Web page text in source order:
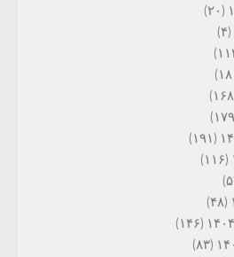
(۲۰)
(۴)
(۱۹۱)
(۱۱۶)
(۴۸)
(۱۴۶)
(۸۳)